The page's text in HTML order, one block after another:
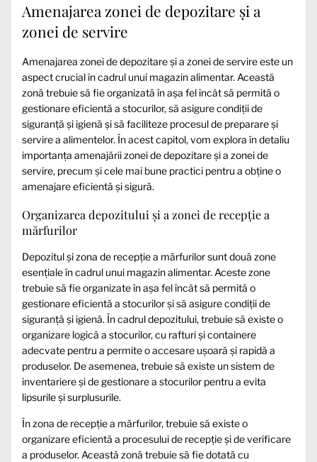
Amenajarea zonei de depozitare și a
zonei de servire
Amenajarea zonei de depozitare și a zonei de servire este un
aspect crucial în cadrul unui magazin alimentar. Această
zonă trebuie să fie organizată în așa fel încât să permită o
gestionare eficientă a stocurilor, să asigure condiții de
siguranță și igienă și să faciliteze procesul de preparare și
servire a alimentelor. În acest capitol, vom explora în detaliu
importanța amenajării zonei de depozitare și a zonei de
servire, precum și cele mai bune practici pentru a obține o
amenajare eficientă și sigură.
Organizarea depozitului și a zonei de recepție a
mărfurilor
Depozitul și zona de recepție a mărfurilor sunt două zone
esențiale în cadrul unui magazin alimentar. Aceste zone
trebuie să fie organizate în așa fel încât să permită o
gestionare eficientă a stocurilor și să asigure condiții de
siguranță și igienă. În cadrul depozitului, trebuie să existe o
organizare logică a stocurilor, cu rafturi și containere
adecvate pentru a permite o accesare ușoară și rapidă a
produselor. De asemenea, trebuie să existe un sistem de
inventariere și de gestionare a stocurilor pentru a evita
lipsurile și surplusurile.
În zona de recepție a mărfurilor, trebuie să existe o
organizare eficientă a procesului de recepție și de verificare
a produselor. Această zonă trebuie să fie dotată cu